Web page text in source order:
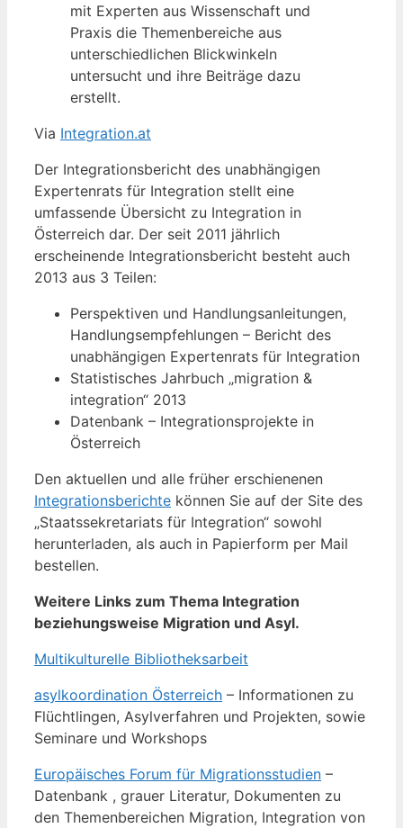
mit Experten aus Wissenschaft und
Praxis die Themenbereiche aus
unterschiedlichen Blickwinkeln
untersucht und ihre Beiträge dazu
erstellt.
Via Integration.at
Der Integrationsbericht des unabhängigen
Expertenrats für Integration stellt eine
umfassende Übersicht zu Integration in
Österreich dar. Der seit 2011 jährlich
erscheinende Integrationsbericht besteht auch
2013 aus 3 Teilen:
Perspektiven und Handlungsanleitungen,
Handlungsempfehlungen – Bericht des
unabhängigen Expertenrats für Integration
Statistisches Jahrbuch „migration &
integration“ 2013
Datenbank – Integrationsprojekte in
Österreich
Den aktuellen und alle früher erschienenen
Integrationsberichte können Sie auf der Site des
„Staatssekretariats für Integration“ sowohl
herunterladen, als auch in Papierform per Mail
bestellen.
Weitere Links zum Thema Integration
beziehungsweise Migration und Asyl.
Multikulturelle Bibliotheksarbeit
asylkoordination Österreich – Informationen zu
Flüchtlingen, Asylverfahren und Projekten, sowie
Seminare und Workshops
Europäisches Forum für Migrationsstudien –
Datenbank , grauer Literatur, Dokumenten zu
den Themenbereichen Migration, Integration von